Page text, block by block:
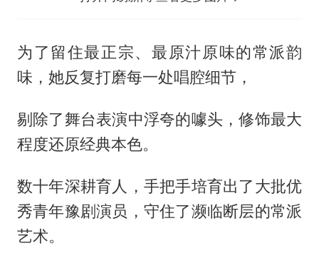
为了留住最正宗、最原汁原味的常派韵
味，她反复打磨每一处唱腔细节，
剔除了舞台表演中浮夸的噱头，修饰最大
程度还原经典本色。
数十年深耕育人，手把手培育出了大批优
秀青年豫剧演员，守住了濒临断层的常派
艺术。